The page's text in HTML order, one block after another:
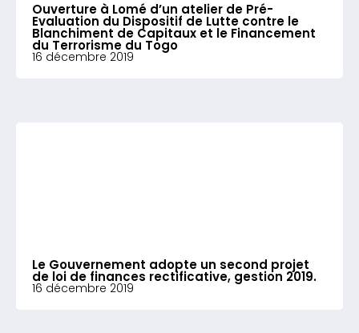
Ouverture à Lomé d’un atelier de Pré-
Evaluation du Dispositif de Lutte contre le
Blanchiment de Capitaux et le Financement
du Terrorisme du Togo
16 décembre 2019
Le Gouvernement adopte un second projet
de loi de finances rectificative, gestion 2019.
16 décembre 2019